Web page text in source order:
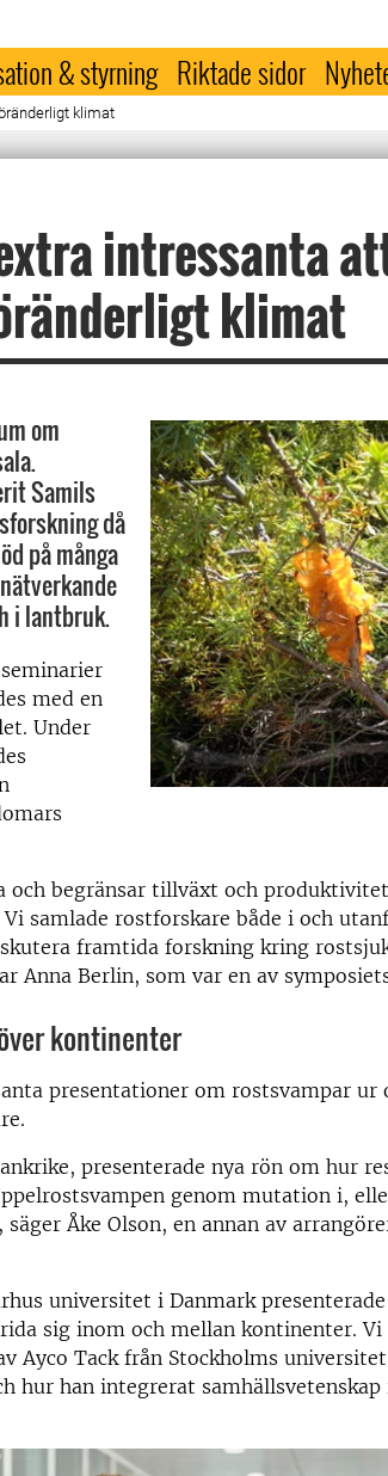
& styrning Riktade sidor
klimat
intressanta
klimat
om
Samils
då
på många
i lantbruk.
med en
Under
och begränsar tillväxt och
Vi samlade rostforskare både i och
framtida forskning kring
Anna Berlin, som var en av
kontinenter
presentationer om rostsvampar ur
presenterade nya rön om hur
genom mutation i,
Åke Olson, en annan av
universitet i Danmark presenterade
sig inom och mellan kontinenter. Vi
Ayco Tack från Stockholms
hur han integrerat samhällsvetenskap